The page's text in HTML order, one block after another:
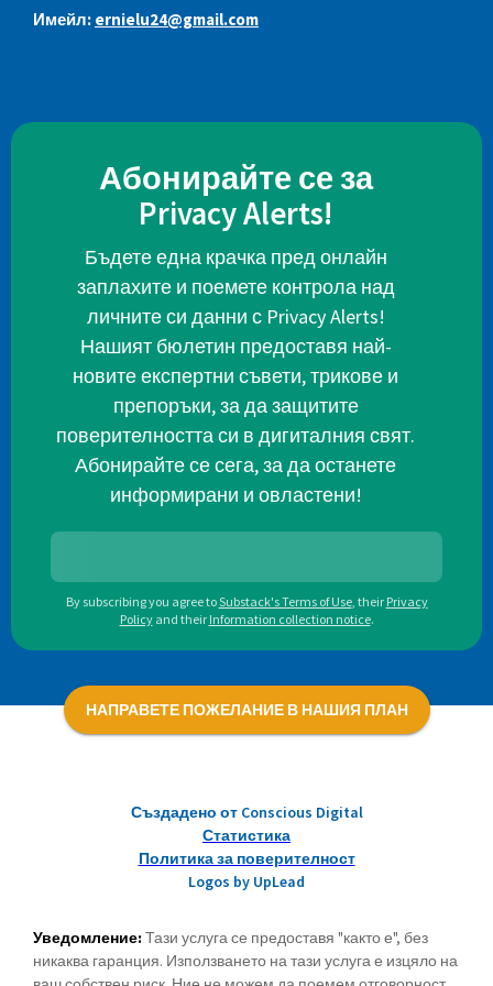
Имейл: ernielu24@gmail.com
Абонирайте се за
Privacy Alerts!
Бъдете една крачка пред онлайн
заплахите и поемете контрола над
личните си данни с Privacy Alerts!
Нашият бюлетин предоставя най-
новите експертни съвети, трикове и
препоръки, за да защитите
поверителността си в дигиталния свят.
Абонирайте се сега, за да останете
информирани и овластени!
By subscribing you agree toSubstack's Terms of Use, their Privacy
Policy and their Information collection notice.
НАПРАВЕТЕ ПОЖЕЛАНИЕ В НАШИЯ ПЛАН
Създадено от Conscious Digital
Статистика
Политика за поверителност
Logos by UpLead
Уведомление: Тази услуга се предоставя "както е", без
никаква гаранция. Използването на тази услуга е изцяло на